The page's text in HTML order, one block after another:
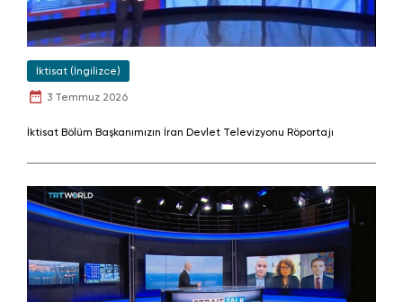
İktisat (İngilizce)
3 Temmuz 2026
İktisat Bölüm Başkanımızın İran Devlet Televizyonu Röportajı